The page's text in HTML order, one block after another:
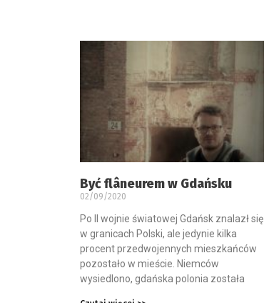
Być flâneurem w Gdańsku
02/09/2020
Po II wojnie światowej Gdańsk znalazł się
w granicach Polski, ale jedynie kilka
procent przedwojennych mieszkańców
pozostało w mieście. Niemców
wysiedlono, gdańska polonia została